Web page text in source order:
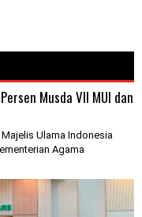
Musda VII MUI dan
Majelis Ulama Indonesia
Agama